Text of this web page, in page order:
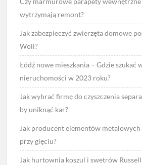
wytrzymają remont?
Jak zabezpieczyć zwierzęta domowe
Woli?
Łódź nowe mieszkania – Gdzie szukać
nieruchomości w 2023 roku?
Jak wybrać firmę do czyszczenia
by uniknąć kar?
Jak producent elementów metalowych
przy gięciu?
Jak hurtownia koszul i swetrów